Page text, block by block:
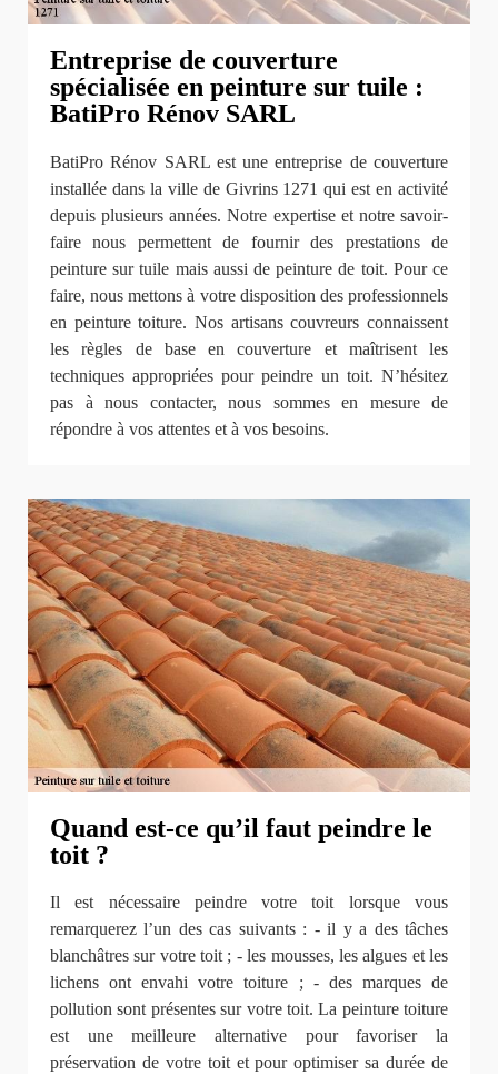
Entreprise de couverture
spécialisée en peinture sur tuile :
BatiPro Rénov SARL
BatiPro Rénov SARL est une entreprise de couverture
installée dans la ville de Givrins 1271 qui est en activité
depuis plusieurs années. Notre expertise et notre savoir-
faire nous permettent de fournir des prestations de
peinture sur tuile mais aussi de peinture de toit. Pour ce
faire, nous mettons à votre disposition des professionnels
en peinture toiture. Nos artisans couvreurs connaissent
les règles de base en couverture et maîtrisent les
techniques appropriées pour peindre un toit. N’hésitez
pas à nous contacter, nous sommes en mesure de
répondre à vos attentes et à vos besoins.
Quand est-ce qu’il faut peindre le
toit ?
Il est nécessaire peindre votre toit lorsque vous
remarquerez l’un des cas suivants : - il y a des tâches
blanchâtres sur votre toit ; - les mousses, les algues et les
lichens ont envahi votre toiture ; - des marques de
pollution sont présentes sur votre toit. La peinture toiture
est une meilleure alternative pour favoriser la
préservation de votre toit et pour optimiser sa durée de